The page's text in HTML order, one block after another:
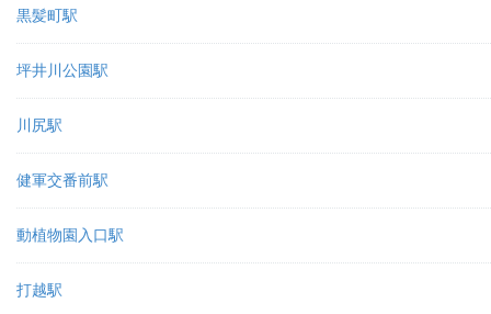
黒髪町駅
坪井川公園駅
川尻駅
健軍交番前駅
動植物園入口駅
打越駅